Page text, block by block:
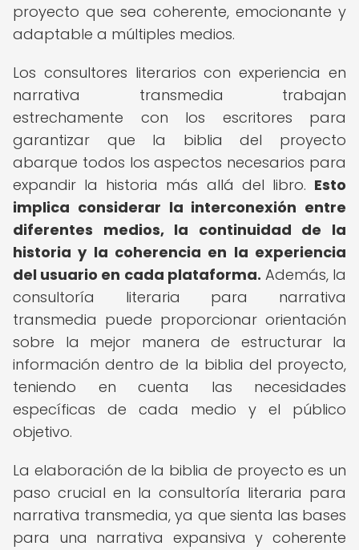
proyecto que sea coherente, emocionante y
adaptable a múltiples medios.
Los consultores literarios con experiencia en
narrativa transmedia trabajan
estrechamente con los escritores para
garantizar que la biblia del proyecto
abarque todos los aspectos necesarios para
expandir la historia más allá del libro. Esto
implica considerar la interconexión entre
diferentes medios, la continuidad de la
historia y la coherencia en la experiencia
del usuario en cada plataforma. Además, la
consultoría literaria para narrativa
transmedia puede proporcionar orientación
sobre la mejor manera de estructurar la
información dentro de la biblia del proyecto,
teniendo en cuenta las necesidades
específicas de cada medio y el público
objetivo.
La elaboración de la biblia de proyecto es un
paso crucial en la consultoría literaria para
narrativa transmedia, ya que sienta las bases
para una narrativa expansiva y coherente